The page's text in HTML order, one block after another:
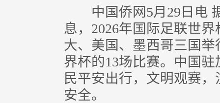
中国侨网5月29日电
息，2026年国际足联世
大、美国、墨西哥三国
界杯的13场比赛。中国
民平安出行，文明观赛
安全。